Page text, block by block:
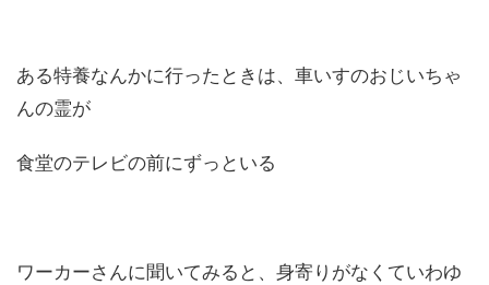
ある特養なんかに行ったときは、車いすのおじいちゃ
んの霊が
食堂のテレビの前にずっといる
ワーカーさんに聞いてみると、身寄りがなくていわゆ